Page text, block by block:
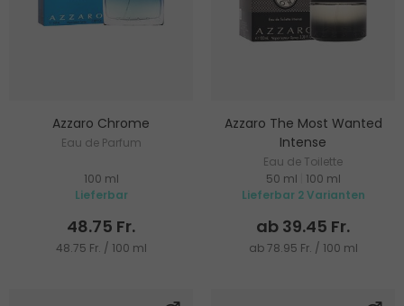
Azzaro Chrome
Eau de Parfum
100 ml
Lieferbar
48.75 Fr.
48.75 Fr. / 100 ml
Azzaro The Most Wanted
Intense
Eau de Toilette
50 ml
100 ml
Lieferbar 2 Varianten
ab 39.45 Fr.
ab 78.95 Fr. / 100 ml